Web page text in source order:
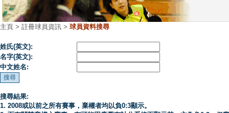
主頁 > 註冊球員資訊 > 球員資料搜尋
姓氏(英文):
名字(英文):
中文姓名:
搜尋結果:
1. 2008或以前之所有賽事，棄權者均以負0:3顯示。